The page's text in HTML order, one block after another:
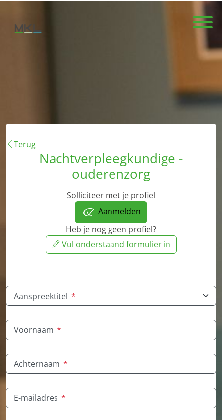
Terug
Nachtverpleegkundige -
ouderenzorg
Solliciteer met je profiel
Aanmelden
Heb je nog geen profiel?
Vul onderstaand formulier in
Aanspreektitel *
Voornaam *
Achternaam *
E-mailadres *